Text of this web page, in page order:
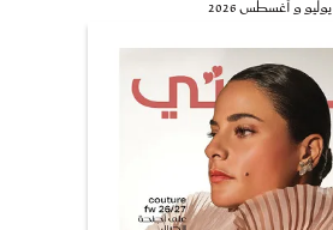
يوليو و أغسطس 2026